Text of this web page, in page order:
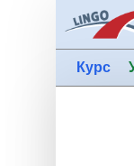
Курс